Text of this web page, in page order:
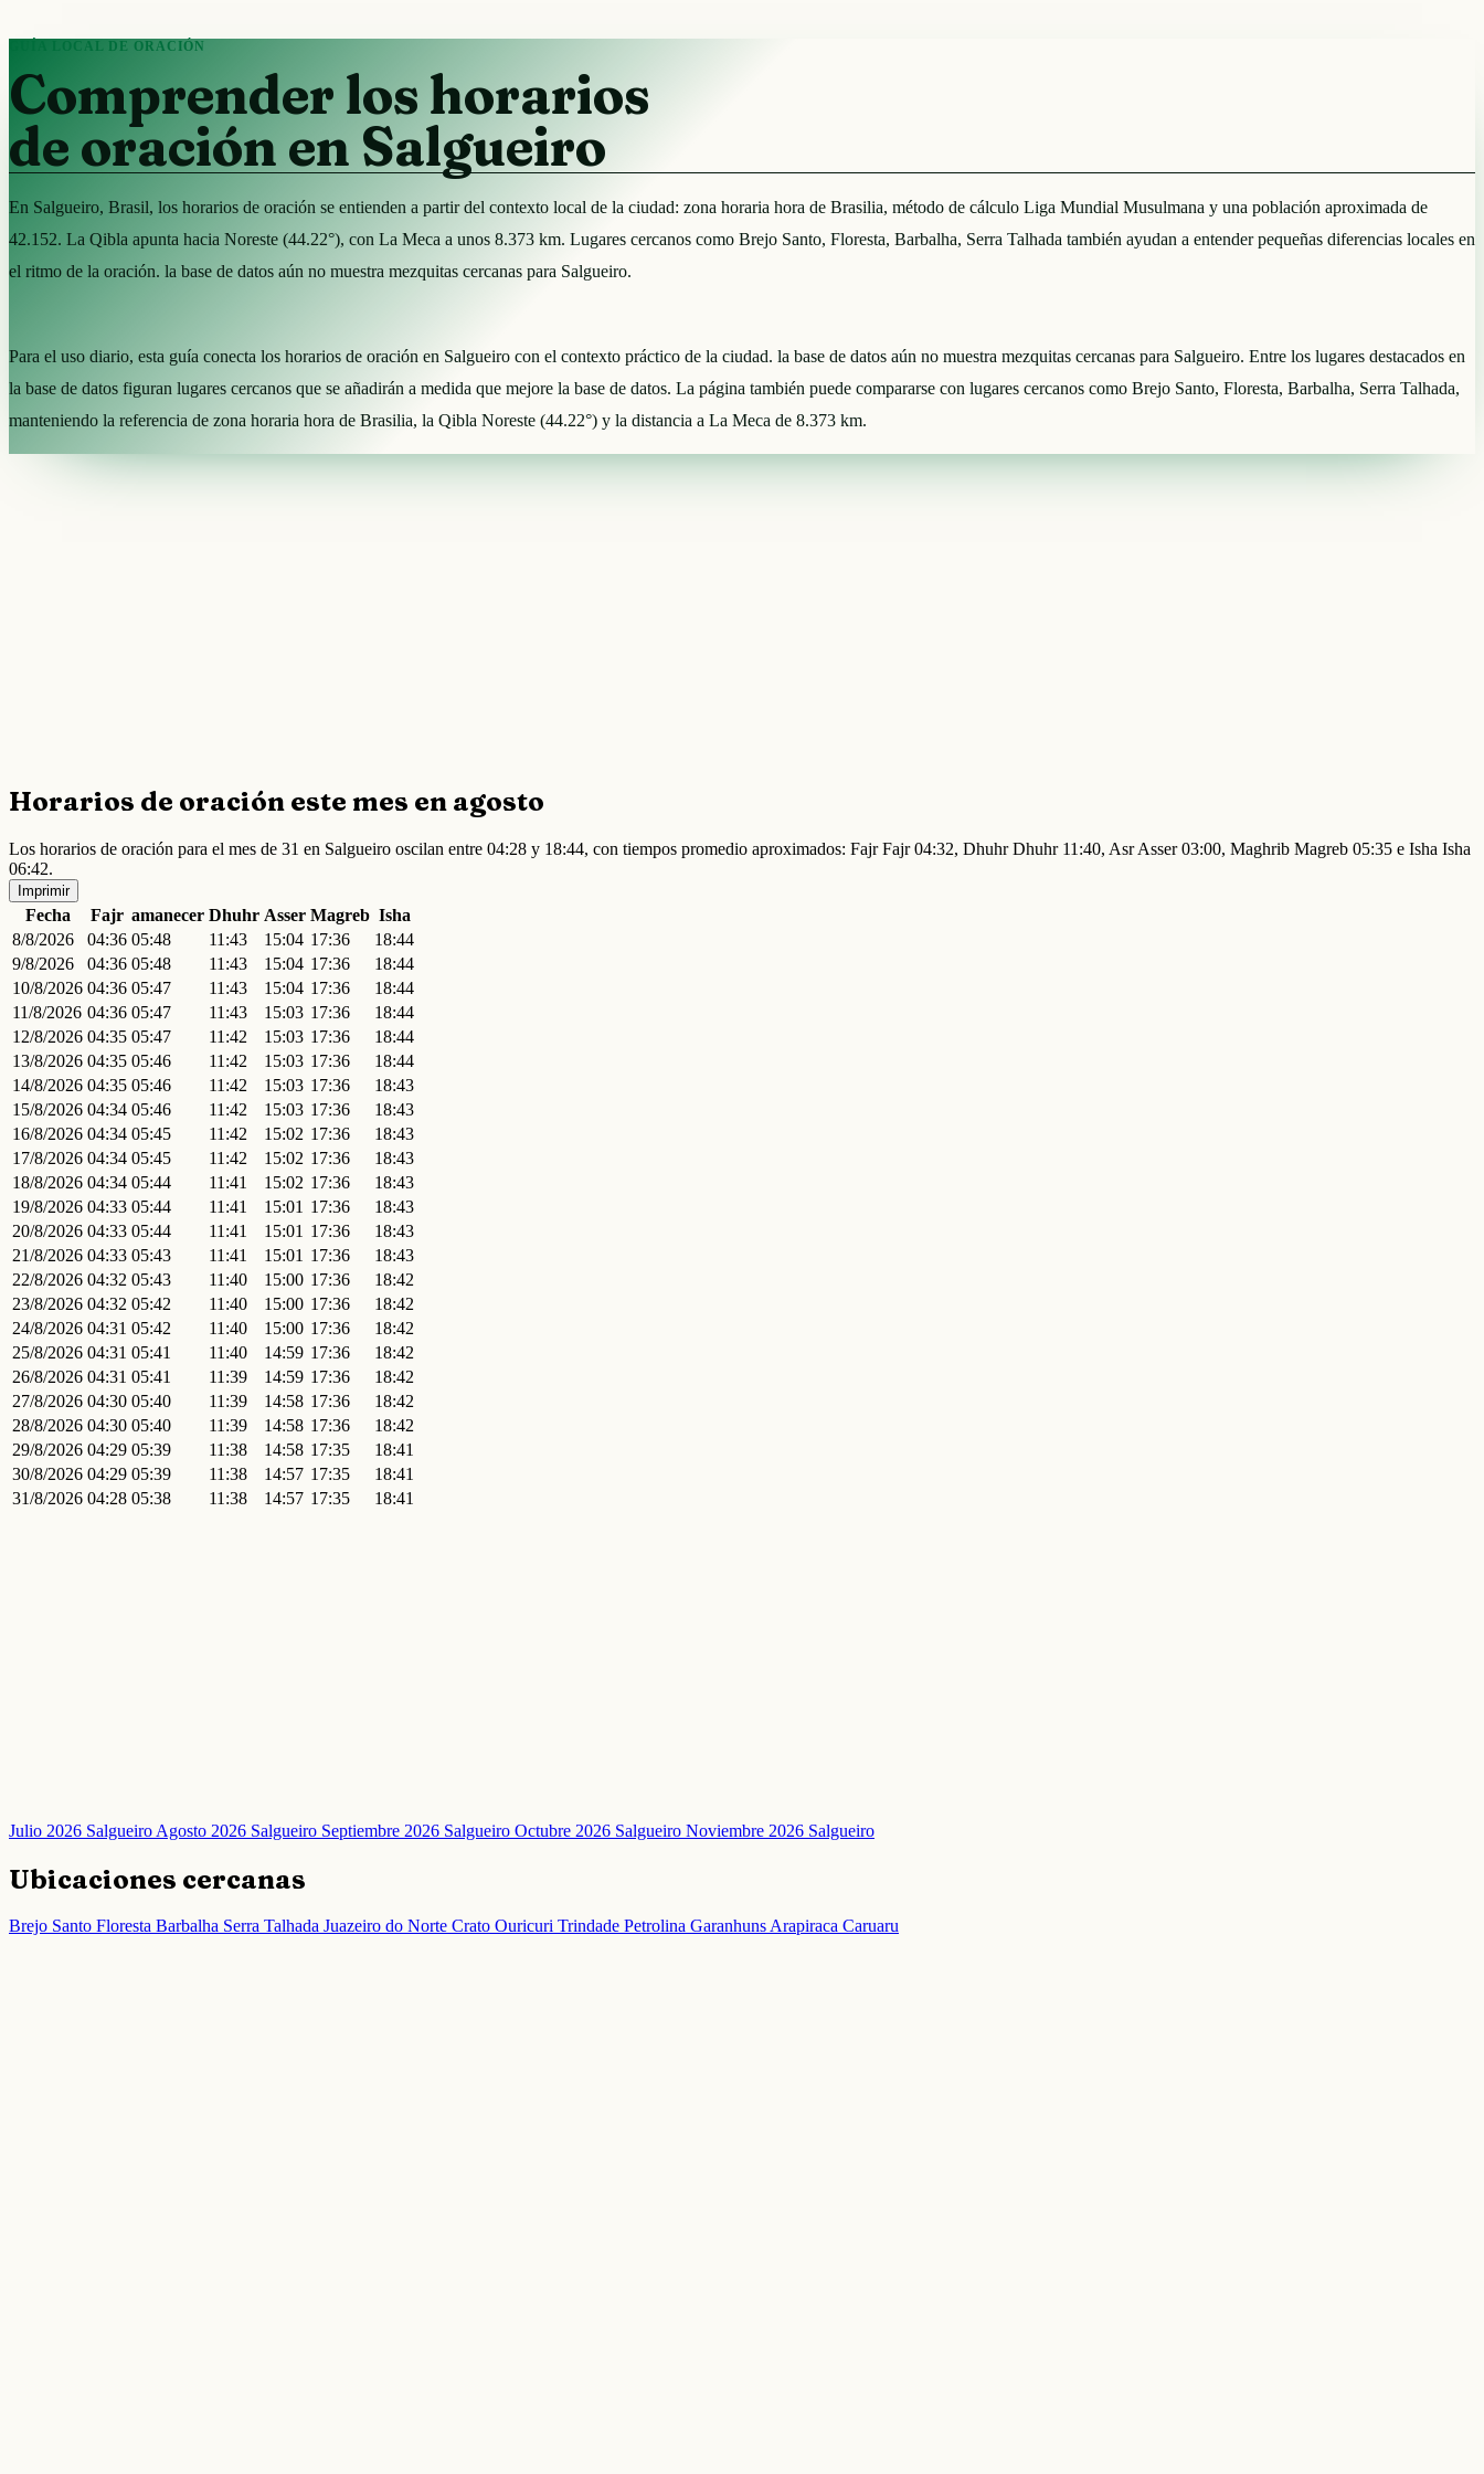
GUÍA LOCAL DE ORACIÓN
Comprender los horarios
de oración en Salgueiro
En Salgueiro, Brasil, los horarios de oración se entienden a partir del contexto local de la ciudad: zona horaria hora de Brasilia, método de cálculo Liga Mundial Musulmana y una población aproximada de
42.152. La Qibla apunta hacia Noreste (44.22°), con La Meca a unos 8.373 km. Lugares cercanos como Brejo Santo, Floresta, Barbalha, Serra Talhada también ayudan a entender pequeñas diferencias locales en
el ritmo de la oración. la base de datos aún no muestra mezquitas cercanas para Salgueiro.
Para el uso diario, esta guía conecta los horarios de oración en Salgueiro con el contexto práctico de la ciudad. la base de datos aún no muestra mezquitas cercanas para Salgueiro. Entre los lugares destacados en
la base de datos figuran lugares cercanos que se añadirán a medida que mejore la base de datos. La página también puede compararse con lugares cercanos como Brejo Santo, Floresta, Barbalha, Serra Talhada,
manteniendo la referencia de zona horaria hora de Brasilia, la Qibla Noreste (44.22°) y la distancia a La Meca de 8.373 km.
Horarios de oración este mes en agosto
Los horarios de oración para el mes de 31 en Salgueiro oscilan entre 04:28 y 18:44, con tiempos promedio aproximados: Fajr Fajr 04:32, Dhuhr Dhuhr 11:40, Asr Asser 03:00, Maghrib Magreb 05:35 e Isha Isha
06:42.
Imprimir
Fecha Fajr amanecer Dhuhr Asser Magreb Isha
8/8/2026
04:36 05:48 11:43 15:04 17:36
18:44
9/8/2026
04:36 05:48 11:43 15:04 17:36
18:44
10/8/2026 04:36 05:47 11:43 15:04 17:36
18:44
11/8/2026 04:36 05:47 11:43 15:03 17:36
18:44
12/8/2026 04:35 05:47 11:42 15:03 17:36
18:44
13/8/2026 04:35 05:46 11:42 15:03 17:36
18:44
14/8/2026 04:35 05:46 11:42 15:03 17:36
18:43
15/8/2026 04:34 05:46 11:42 15:03 17:36
18:43
16/8/2026 04:34 05:45 11:42 15:02 17:36
18:43
17/8/2026 04:34 05:45 11:42 15:02 17:36
18:43
18/8/2026 04:34 05:44 11:41 15:02 17:36
18:43
19/8/2026 04:33 05:44 11:41 15:01 17:36
18:43
20/8/2026 04:33 05:44 11:41 15:01 17:36
18:43
21/8/2026 04:33 05:43 11:41 15:01 17:36
18:43
22/8/2026 04:32 05:43 11:40 15:00 17:36
18:42
23/8/2026 04:32 05:42 11:40 15:00 17:36
18:42
24/8/2026 04:31 05:42 11:40 15:00 17:36
18:42
25/8/2026 04:31 05:41 11:40 14:59 17:36
18:42
26/8/2026 04:31 05:41 11:39 14:59 17:36
18:42
27/8/2026 04:30 05:40 11:39 14:58 17:36
18:42
28/8/2026 04:30 05:40 11:39 14:58 17:36
18:42
29/8/2026 04:29 05:39 11:38 14:58 17:35
18:41
30/8/2026 04:29 05:39 11:38 14:57 17:35
18:41
31/8/2026 04:28 05:38 11:38 14:57 17:35 18:41
Julio 2026 Salgueiro Agosto 2026 Salgueiro Septiembre 2026 Salgueiro Octubre 2026 Salgueiro Noviembre 2026 Salgueiro
Ubicaciones cercanas
Brejo Santo Floresta Barbalha Serra Talhada Juazeiro do Norte Crato Ouricuri Trindade Petrolina GaranhunsArapiraca Caruaru